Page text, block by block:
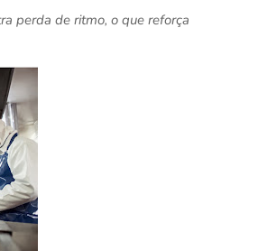
perda de ritmo, o que reforça